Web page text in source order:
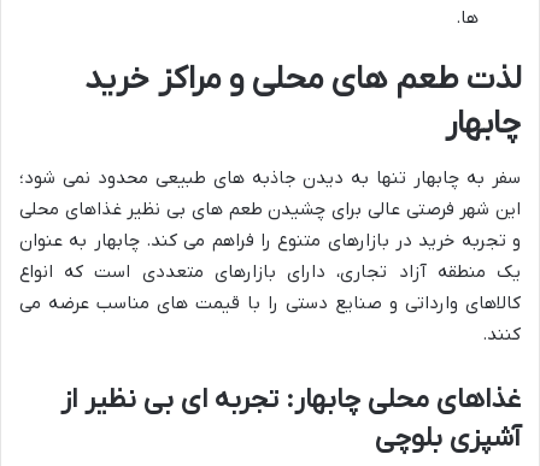
ها.
لذت طعم های محلی و مراکز خرید
چابهار
سفر به چابهار تنها به دیدن جاذبه های طبیعی محدود نمی شود؛
این شهر فرصتی عالی برای چشیدن طعم های بی نظیر غذاهای محلی
و تجربه خرید در بازارهای متنوع را فراهم می کند. چابهار به عنوان
یک منطقه آزاد تجاری، دارای بازارهای متعددی است که انواع
کالاهای وارداتی و صنایع دستی را با قیمت های مناسب عرضه می
کنند.
غذاهای محلی چابهار: تجربه ای بی نظیر از
آشپزی بلوچی